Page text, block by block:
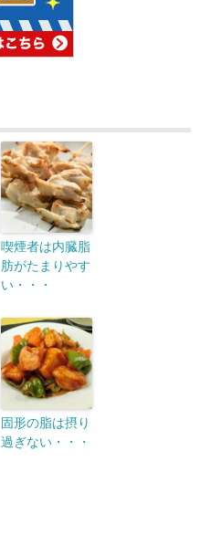
喫煙者は内臓脂
肪がたまりやす
い・・・
固形の脂は摂り
過ぎない・・・